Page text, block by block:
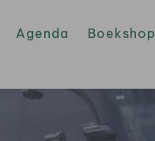
Agenda Boekshop